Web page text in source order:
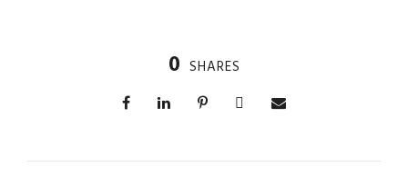
0 SHARES